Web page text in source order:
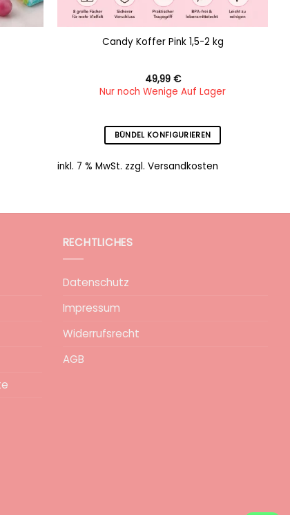
Candy Koffer Pink 1,5-2 kg
49,99 €
Nur noch Wenige Auf Lager
BÜNDEL KONFIGURIEREN
inkl. 7 % MwSt. zzgl. Versandkosten
RECHTLICHES
Datenschutz
Impressum
Widerrufsrecht
AGB